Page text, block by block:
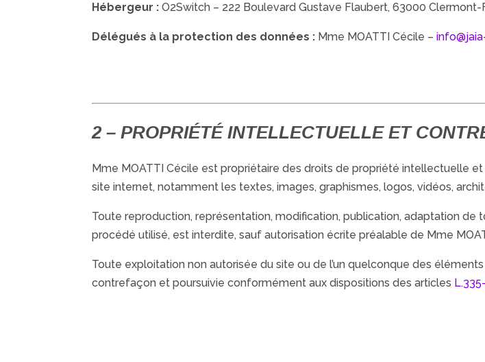
Hébergeur : O2Switch – 222 Boulevard Gustave Flaubert, 63000
Délégués à la protection des données : Mme MOATTI Cécile –
2 – PROPRIÉTÉ INTELLECTUELLE ET
Mme MOATTI Cécile est propriétaire des droits de propriété intellectuelle
site internet, notamment les textes, images, graphismes, logos, vidéos,
Toute reproduction, représentation, modification, publication, adaptation
procédé utilisé, est interdite, sauf autorisation écrite préalable de Mme
Toute exploitation non autorisée du site ou de l’un quelconque des
contrefaçon et poursuivie conformément aux dispositions des articles